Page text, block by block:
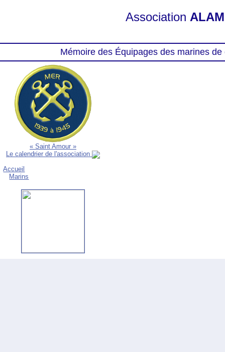
Association
Mémoire des Équipages des marines
« Saint Amour »
Le calendrier de l'association
Accueil
Marins